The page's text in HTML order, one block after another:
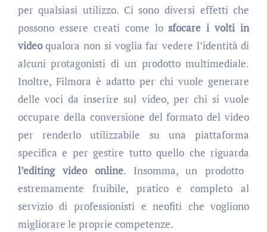
per qualsiasi utilizzo. Ci sono diversi effetti che
possono essere creati come lo sfocare i volti in
videoqualora non si voglia far vedere l’identità di
alcuni protagonisti di un prodotto multimediale.
Inoltre, Filmora è adatto per chi vuole generare
delle voci da inserire sul video, per chi si vuole
occupare della conversione del formato del video
per renderlo utilizzabile su una piattaforma
specifica e per gestire tutto quello che riguarda
l’editing video online. Insomma, un prodotto
estremamente fruibile, pratico e completo al
servizio di professionisti e neofiti che vogliono
migliorare le proprie competenze.